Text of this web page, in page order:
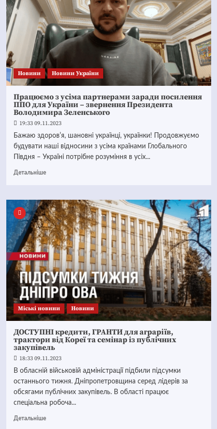
Новини Новини України
Працюємо з усіма партнерами заради посилення
ППО для України – звернення Президента
Володимира Зеленського
19:33 09.11.2023
Бажаю здоровʼя, шановні українці, українки! Продовжуємо
будувати наші відносини з усіма країнами Глобального
Півдня – Україні потрібне розуміння в усіх...
Детальніше
Mіські новини Новини
ДОСТУПНІ кредити, ГРАНТИ для аграріїв,
трактори від Кореї та семінар із публічних
закупівель
18:33 09.11.2023
В обласній військовій адміністрації підбили підсумки
останнього тижня. Дніпропетровщина серед лідерів за
обсягами публічних закупівель. В області працює
спеціальна робоча...
Детальніше